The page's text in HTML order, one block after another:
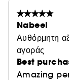
Nabeel
Αυθόρμητη
αγοράς
Best
Amazing